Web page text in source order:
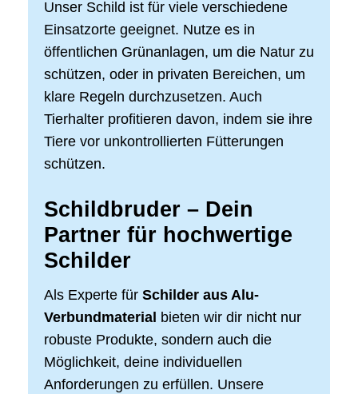
Unser Schild ist für viele verschiedene
Einsatzorte geeignet. Nutze es in
öffentlichen Grünanlagen, um die Natur zu
schützen, oder in privaten Bereichen, um
klare Regeln durchzusetzen. Auch
Tierhalter profitieren davon, indem sie ihre
Tiere vor unkontrollierten Fütterungen
schützen.
Schildbruder – Dein
Partner für hochwertige
Schilder
Als Experte für Schilder aus Alu-
Verbundmaterial bieten wir dir nicht nur
robuste Produkte, sondern auch die
Möglichkeit, deine individuellen
Anforderungen zu erfüllen. Unsere